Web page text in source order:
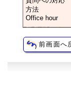
方法
Office hour